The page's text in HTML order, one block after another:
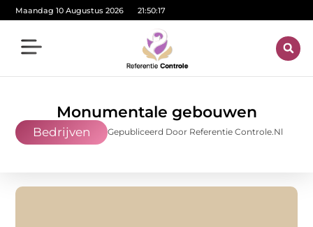
Maandag 10 Augustus 2026 21:50:18
Monumentale gebouwen
Bedrijven Gepubliceerd Door Referentie Controle.nl